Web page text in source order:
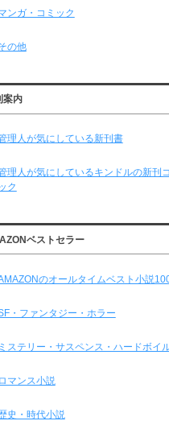
ンガ・コミック
の他
案内
理人が気にしている新刊書
理人が気にしているキンドルの新刊
ク
ベストセラー
のオールタイムベスト小説
・ファンタジー・ホラー
ステリー・サスペンス・ハードボイ
マンス小説
史・時代小説